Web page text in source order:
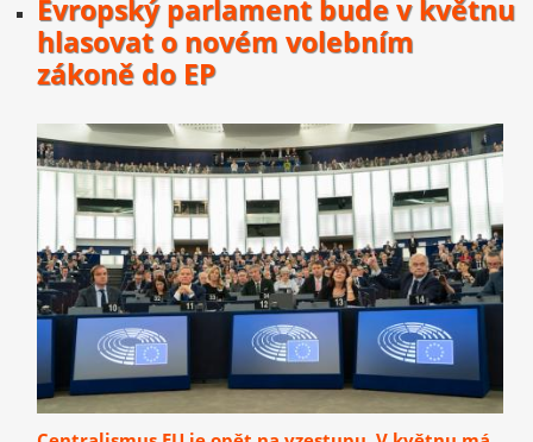
Evropský parlament bude v květnu
hlasovat o novém volebním
zákoně do EP